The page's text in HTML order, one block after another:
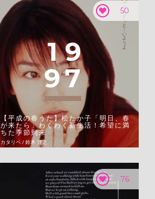
50
1 9
97
【平成の春うた】松たか子「明日、春
が来たら」わくわく新生活！希望に満
ちた季節到来
カタリベ / 鈴木 啓之
76